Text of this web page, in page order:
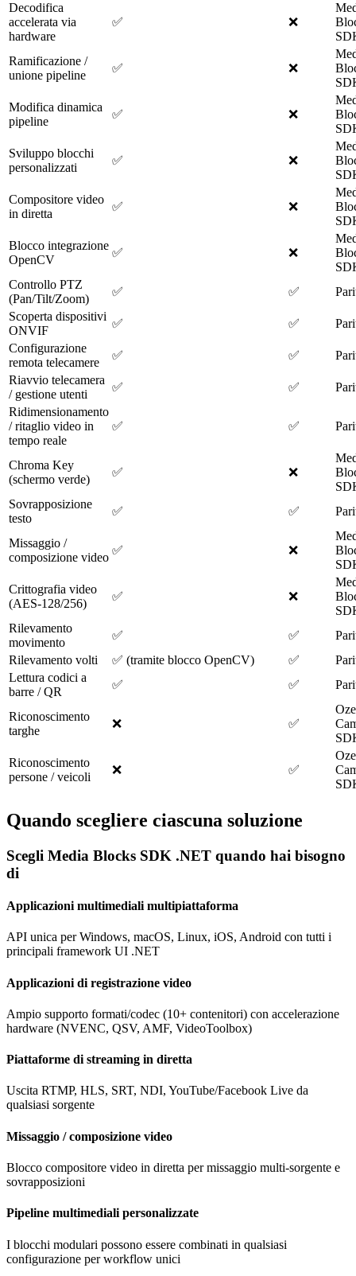
Decodifica
accelerata via
hardware
✅ ❌
Ramificazione /
unione pipeline
✅ ❌
Modifica dinamica
pipeline
✅ ❌
Sviluppo blocchi
personalizzati
✅ ❌
Compositore video
in diretta
✅ ❌
Blocco integrazione
OpenCV
✅ ❌
Controllo PTZ
(Pan/Tilt/Zoom)
✅ ✅
Scoperta dispositivi
ONVIF
✅ ✅
Configurazione
remota telecamere
✅ ✅
Riavvio telecamera
/ gestione utenti
✅ ✅
Ridimensionamento
/ ritaglio video in
tempo reale
✅ ✅
Chroma Key
(schermo verde)
✅ ❌
Sovrapposizione
testo
✅ ✅
Missaggio /
composizione video
✅ ❌
Crittografia video
(AES-128/256)
✅ ❌
Rilevamento
movimento
✅ ✅
Rilevamento volti
✅ (tramite blocco OpenCV) ✅
Lettura codici a
barre / QR
✅ ✅
Riconoscimento
targhe
❌ ✅
Riconoscimento
persone / veicoli
❌ ✅
Quando scegliere ciascuna soluzione
Scegli Media Blocks SDK .NET quando hai bisogno
di
Applicazioni multimediali multipiattaforma
API unica per Windows, macOS, Linux, iOS, Android con tutti i
principali framework UI .NET
Applicazioni di registrazione video
Ampio supporto formati/codec (10+ contenitori) con accelerazione
hardware (NVENC, QSV, AMF, VideoToolbox)
Piattaforme di streaming in diretta
Uscita RTMP, HLS, SRT, NDI, YouTube/Facebook Live da
qualsiasi sorgente
Missaggio / composizione video
Blocco compositore video in diretta per missaggio multi-sorgente e
sovrapposizioni
Pipeline multimediali personalizzate
I blocchi modulari possono essere combinati in qualsiasi
configurazione per workflow unici